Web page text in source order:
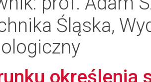
Śląska,
określenia